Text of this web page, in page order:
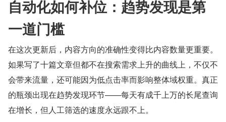
自动化如何补位：趋势发现是第
一道门槛
在这次更新后，内容方向的准确性变得比内容数量更重要。
如果写了十篇文章但都不在搜索需求上升的曲线上，不仅不
会带来流量，还可能因为低点击率而影响整体域权重。真正
的瓶颈出现在趋势发现环节——每天有成千上万的长尾查询
在增长，但人工筛选的速度永远跟不上。